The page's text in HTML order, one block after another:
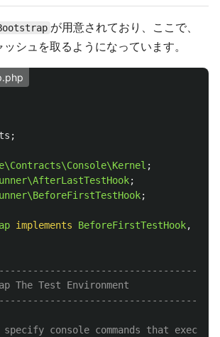
が用意されており、ここで、
シュを取るようになっています。
;
;
;
;
implements BeforeFirstTestHook,
The Test Environment
specify console commands that execute